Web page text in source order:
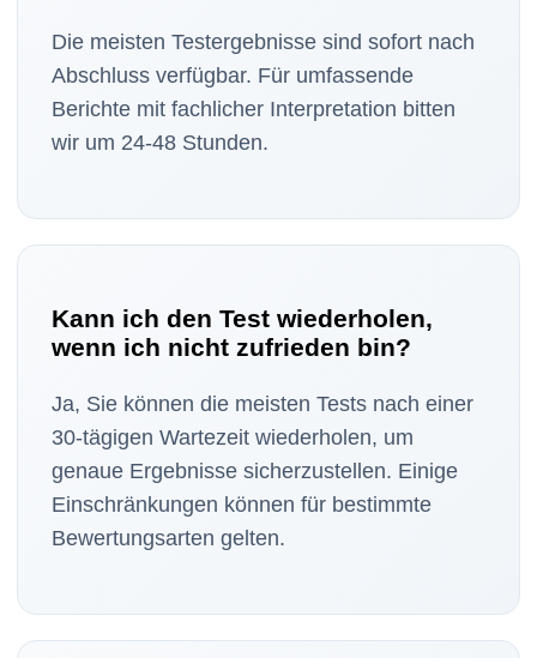
Die meisten Testergebnisse sind sofort nach
Abschluss verfügbar. Für umfassende
Berichte mit fachlicher Interpretation bitten
wir um 24-48 Stunden.
Kann ich den Test wiederholen,
wenn ich nicht zufrieden bin?
Ja, Sie können die meisten Tests nach einer
30-tägigen Wartezeit wiederholen, um
genaue Ergebnisse sicherzustellen. Einige
Einschränkungen können für bestimmte
Bewertungsarten gelten.